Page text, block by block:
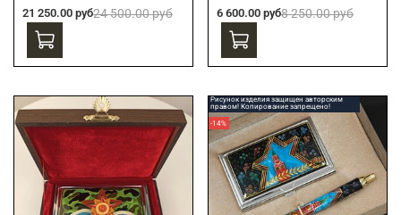
21 250.00 руб24 500.00 руб 6 600.00 руб8 250.00 руб
Рисунок изделия защищен авторским
правом! Копирование запрещено!
-14%